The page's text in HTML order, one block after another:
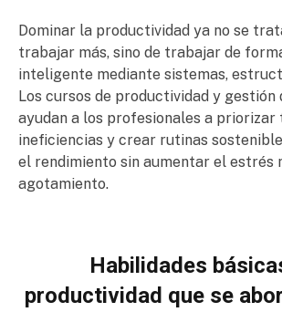
Dominar la productividad ya no se
trabajar más, sino de trabajar de
inteligente mediante sistemas,
Los cursos de productividad y gestión
ayudan a los profesionales a priorizar
ineficiencias y crear rutinas
el rendimiento sin aumentar el estrés
agotamiento.
Habilidades
productividad que se